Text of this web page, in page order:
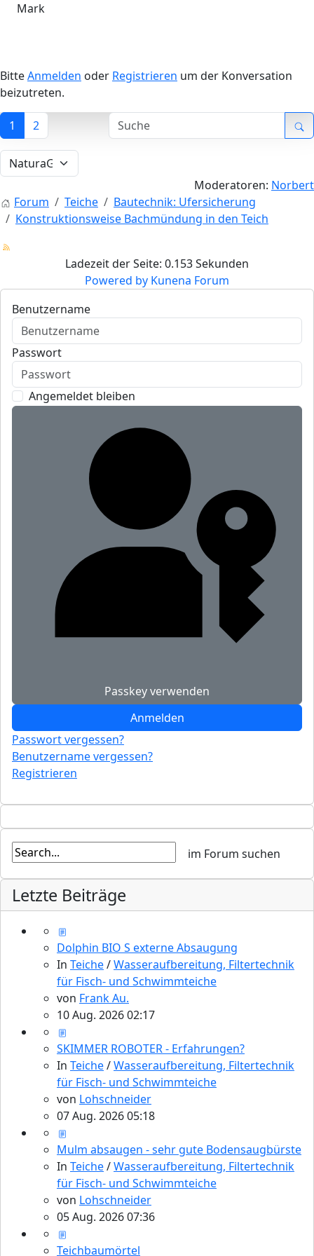
Mark
BitteAnmelden oder Registrieren um der Konversation
beizutreten.
1 2
Moderatoren: Norbert
Forum
Teiche
Bautechnik: Ufersicherung
Konstruktionsweise Bachmündung in den Teich
Ladezeit der Seite: 0.153 Sekunden
Powered by Kunena Forum
Benutzername
Passwort
Angemeldet bleiben
Passkey verwenden
Anmelden
Passwort vergessen?
Benutzername vergessen?
Registrieren
Letzte Beiträge
Dolphin BIO S externe Absaugung
In Teiche/Wasseraufbereitung, Filtertechnik
für Fisch- und Schwimmteiche
von Frank Au.
10 Aug. 2026 02:17
SKIMMER ROBOTER - Erfahrungen?
In Teiche/Wasseraufbereitung, Filtertechnik
für Fisch- und Schwimmteiche
von Lohschneider
07 Aug. 2026 05:18
Mulm absaugen - sehr gute Bodensaugbürste
In Teiche/Wasseraufbereitung, Filtertechnik
für Fisch- und Schwimmteiche
von Lohschneider
05 Aug. 2026 07:36
Teichbaumörtel